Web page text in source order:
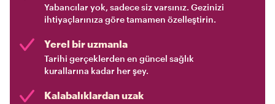
Yabancılar yok, sadece siz varsınız. Gezinizi
ihtiyaçlarınıza göre tamamen özelleştirin.
Yerel bir uzmanla
Tarihi gerçeklerden en güncel sağlık
kurallarına kadar her şey.
Kalabalıklardan uzak